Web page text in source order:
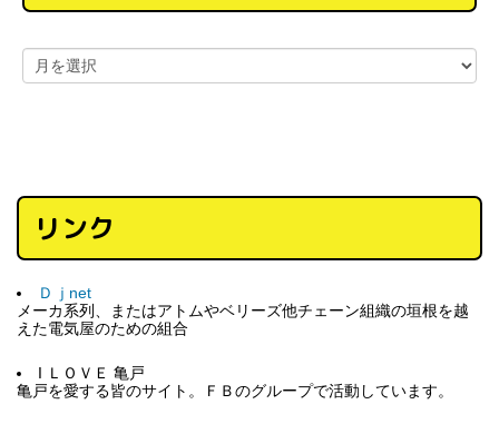
リンク
Ｄｊnet
メーカ系列、またはアトムやベリーズ他チェーン組織の垣根を越
えた電気屋のための組合
I ＬＯＶＥ 亀戸
亀戸を愛する皆のサイト。ＦＢのグループで活動しています。